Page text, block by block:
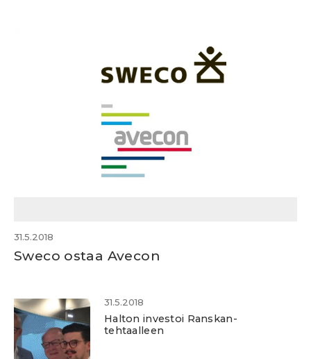
31.5.2018
Sweco ostaa Avecon
31.5.2018
Halton investoi Ranskan-
tehtaalleen